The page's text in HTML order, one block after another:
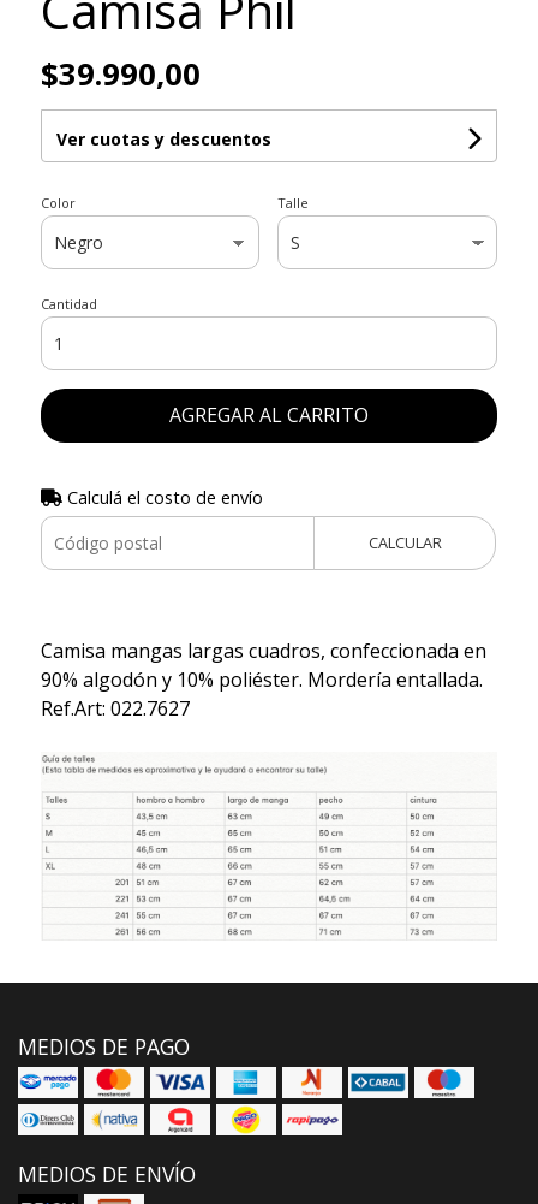
$39.990,00
Ver cuotas y descuentos
Color Talle
Cantidad
AGREGAR AL CARRITO
Calculá el costo de envío
CALCULAR
Camisa mangas largas cuadros, confeccionada en
90% algodón y 10% poliéster. Mordería entallada.
Ref.Art: 022.7627
MEDIOS DE PAGO
MEDIOS DE ENVÍO